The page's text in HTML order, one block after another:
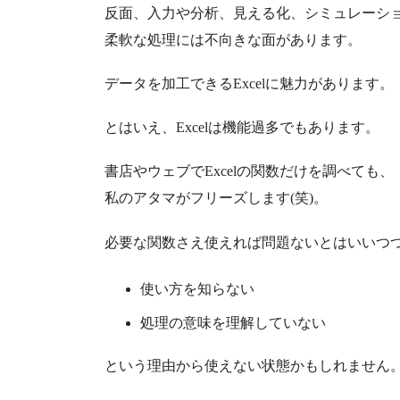
反面、入力や分析、見える化、シミュレーシ
柔軟な処理には不向きな面があります。
データを加工できるExcelに魅力があります。
とはいえ、Excelは機能過多でもあります。
書店やウェブでExcelの関数だけを調べても、
私のアタマがフリーズします(笑)。
必要な関数さえ使えれば問題ないとはいいつ
使い方を知らない
処理の意味を理解していない
という理由から使えない状態かもしれません。